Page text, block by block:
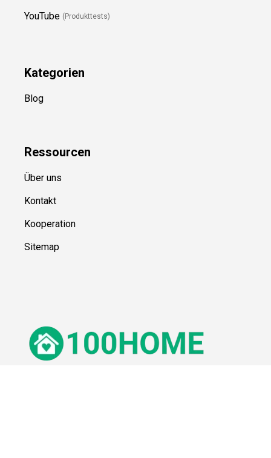
YouTube (Produkttests)
Kategorien
Blog
Ressourcen
Über uns
Kontakt
Kooperation
Sitemap